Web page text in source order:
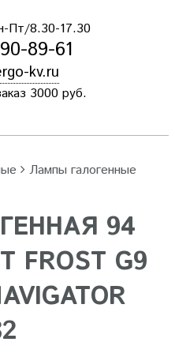
Пт/8.30-17.30
89-61
kv.ru
3000 руб.
Лампы галогенные
94
FROST G9